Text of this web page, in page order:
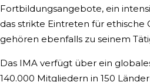
Fortbildungsangebote, ein
das strikte Eintreten für ethische
gehören ebenfalls zu seinem
Das IMA verfügt über ein
140.000 Mitgliedern in 150